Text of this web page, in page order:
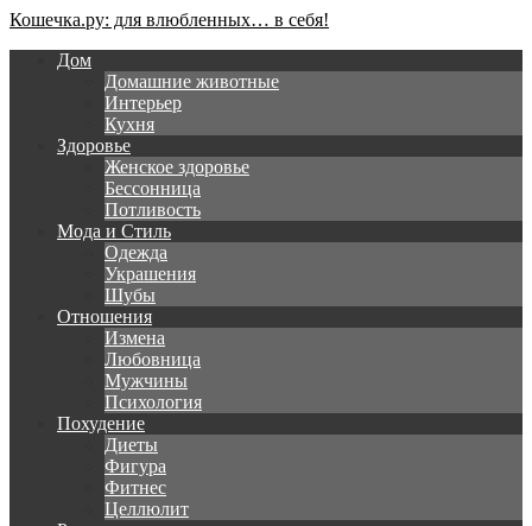
Кошечка.ру: для влюбленных… в себя!
Дом
Домашние животные
Интерьер
Кухня
Здоровье
Женское здоровье
Бессонница
Потливость
Мода и Стиль
Одежда
Украшения
Шубы
Отношения
Измена
Любовница
Мужчины
Психология
Похудение
Диеты
Фигура
Фитнес
Целлюлит